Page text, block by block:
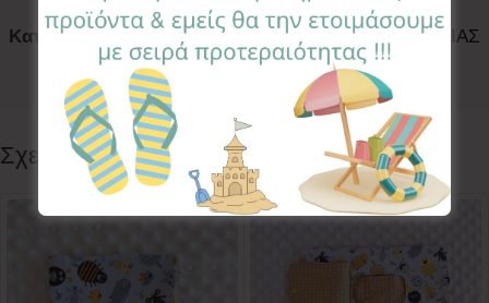
Κωδικός προϊόντος: HBC-EW
Κατηγορίες:
ACCESSORIES
ΘΗΚΕΣ ΒΙΒΛΙΑΡΙΟΥ ΥΓΕΙΑΣ
Ετικέτα: Eucalytpus White
Follow:
Σχετικά προϊόντα